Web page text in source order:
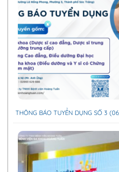
THÔNG BÁO TUYỂN DỤNG SỐ 3